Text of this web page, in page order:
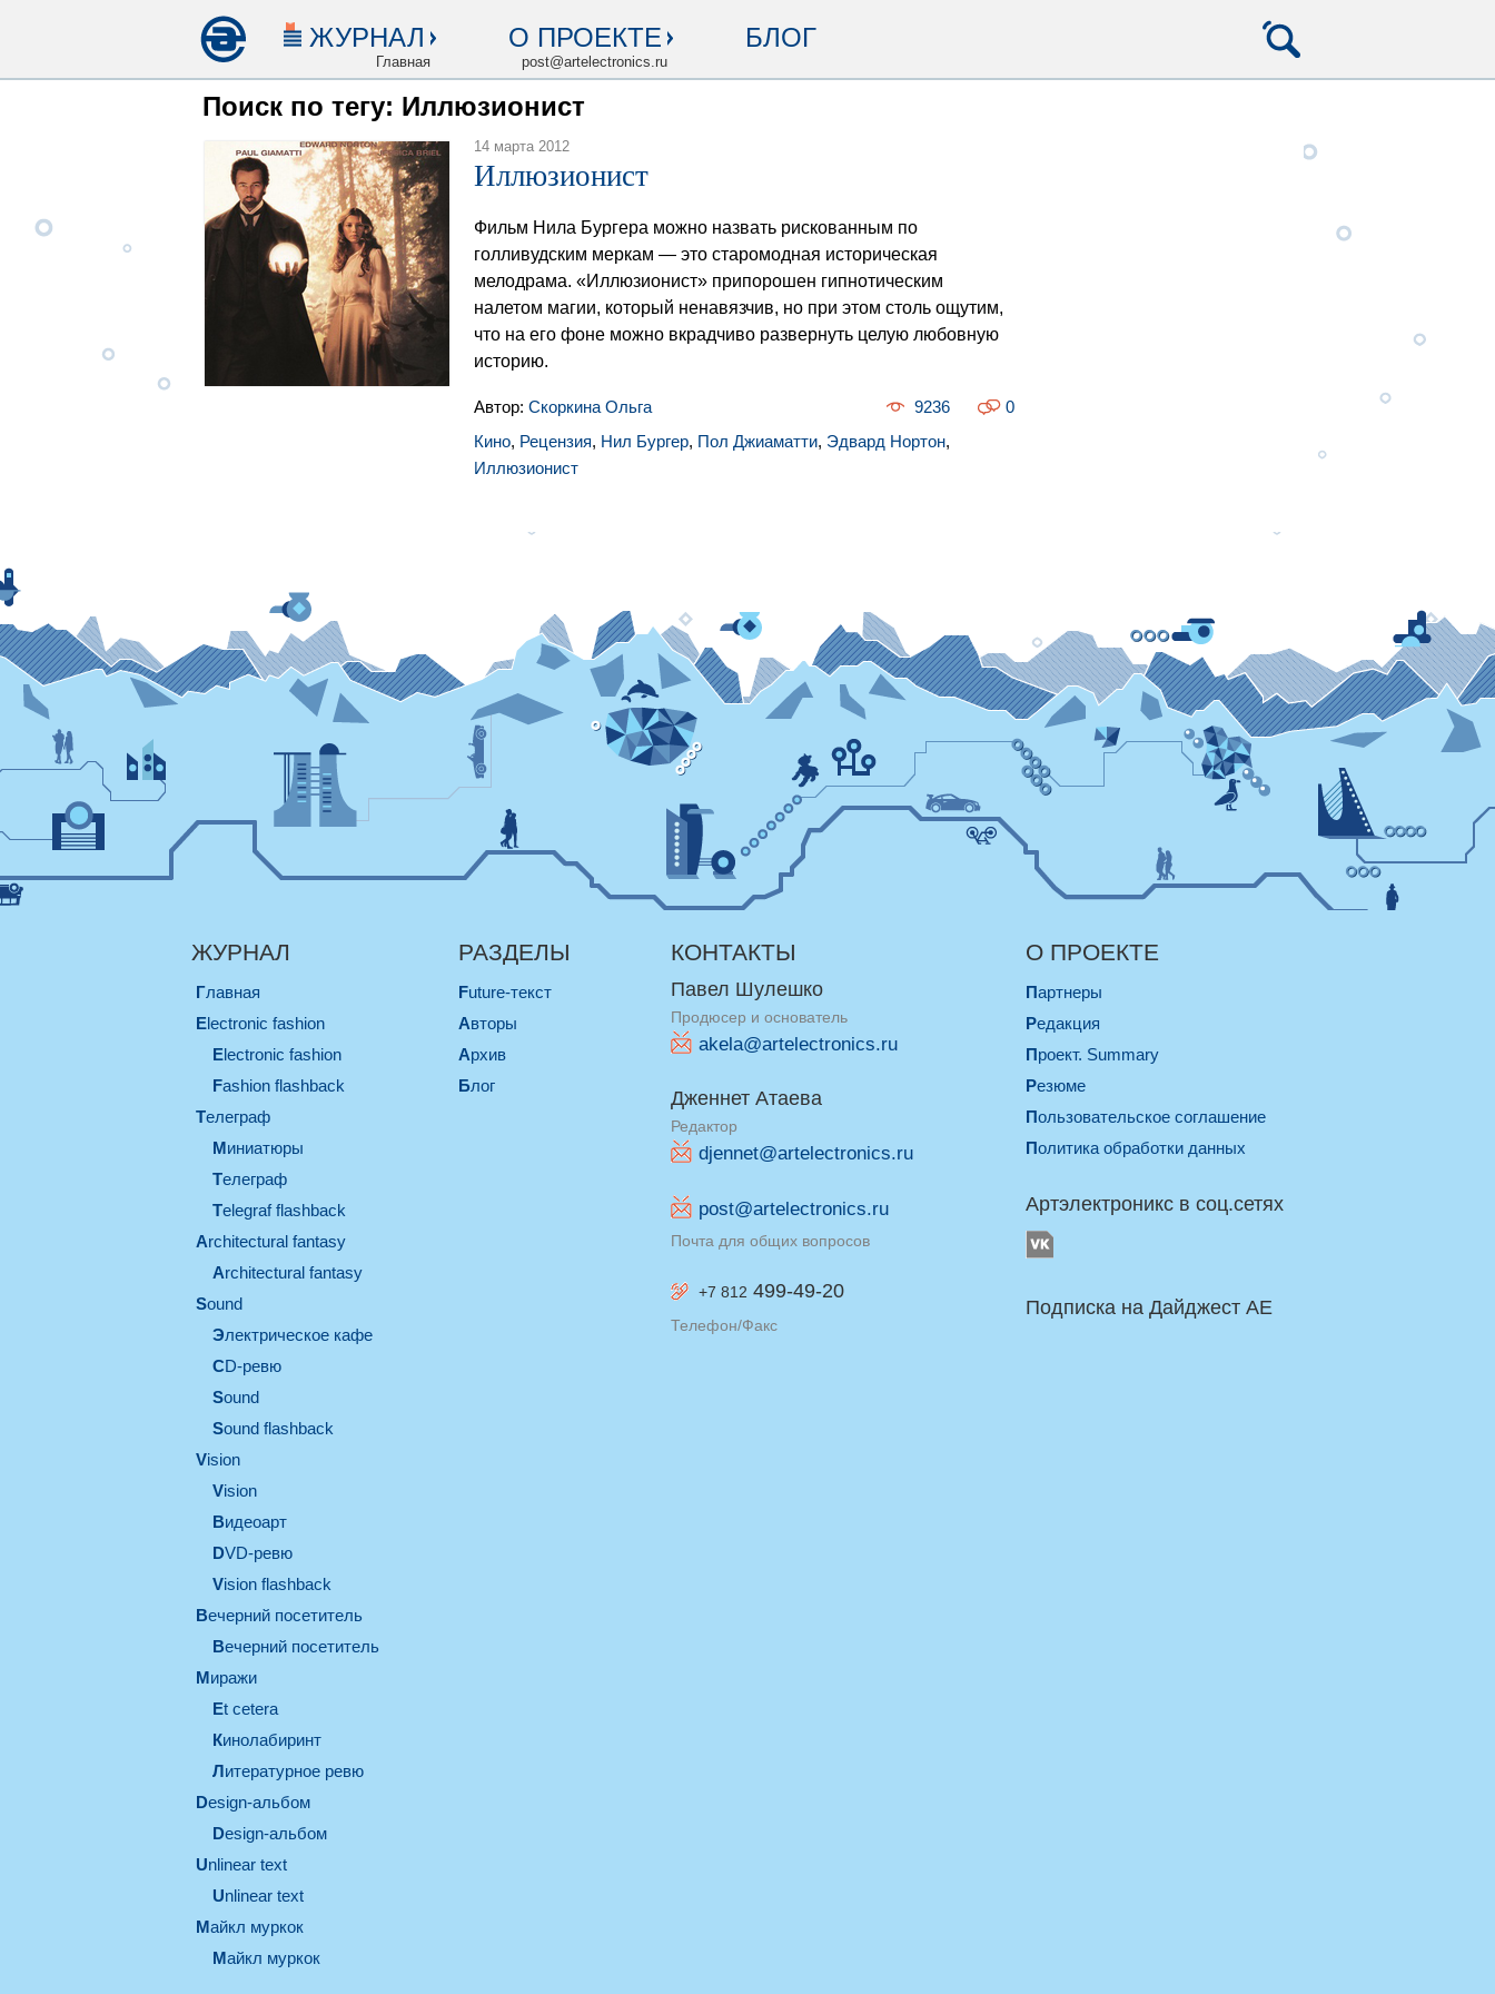
ЖУРНАЛ
Главная
О ПРОЕКТЕ
post@artelectronics.ru
БЛОГ
Поиск по тегу: Иллюзионист
14 марта 2012
Иллюзионист
Фильм Нила Бургера можно назвать рискованным по
голливудским меркам — это старомодная историческая
мелодрама. «Иллюзионист» припорошен гипнотическим
налетом магии, который ненавязчив, но при этом столь ощутим,
что на его фоне можно вкрадчиво развернуть целую любовную
историю.
Автор: Скоркина Ольга 0
9236
Кино, Рецензия, Нил Бургер, Пол Джиаматти, Эдвард Нортон,
Иллюзионист
ЖУРНАЛ
Главная
electronic fashion
electronic fashion
Fashion flashback
телеграф
миниатюры
телеграф
Telegraf flashback
architectural fantasy
architectural fantasy
sound
электрическое кафе
CD-ревю
sound
Sound flashback
vision
vision
видеоарт
DVD-ревю
Vision flashback
вечерний посетитель
вечерний посетитель
миражи
et cetera
кинолабиринт
литературное ревю
design-альбом
design-альбом
unlinear text
Unlinear text
майкл муркок
майкл муркок
РАЗДЕЛЫ
Future-текст
Авторы
Архив
Блог
КОНТАКТЫ
Павел Шулешко
Продюсер и основатель
akela@artelectronics.ru
Дженнет Атаева
Редактор
djennet@artelectronics.ru
post@artelectronics.ru
Почта для общих вопросов
+7 812 499-49-20
Телефон/Факс
О ПРОЕКТЕ
Партнеры
Редакция
Проект. Summary
Резюме
Пользовательское соглашение
Политика обработки данных
Артэлектроникс в соц.сетях
Подписка на Дайджест AE